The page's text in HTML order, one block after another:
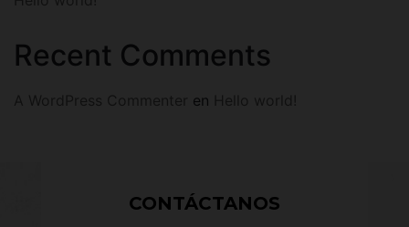
Recent Comments
en
CONTÁCTANOS